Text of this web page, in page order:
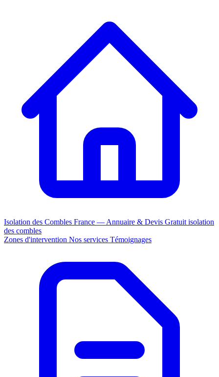
Isolation des Combles France — Annuaire & Devis Gratuit isolation
des combles
Zones d'intervention Nos services Témoignages